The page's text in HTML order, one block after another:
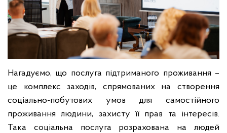
Нагадуємо, що послуга підтриманого проживання –
це комплекс заходів, спрямованих на створення
соціально-побутових умов для самостійного
проживання людини, захисту її прав та інтересів.
Така соціальна послуга розрахована на людей